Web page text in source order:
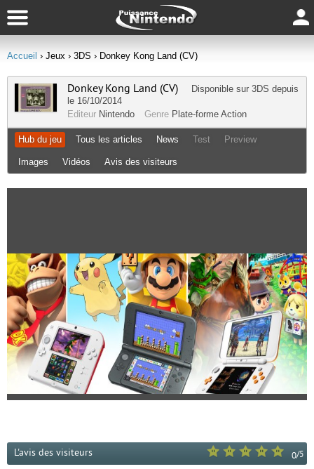
Accueil › Jeux › 3DS › Donkey Kong Land (CV)
Donkey Kong Land (CV) Disponible sur 3DS depuis
le 16/10/2014
Editeur Nintendo Genre Plate-forme Action
Hub du jeu Tous les articles News Test Preview
Images Vidéos Avis des visiteurs
0/5
L'avis des visiteurs